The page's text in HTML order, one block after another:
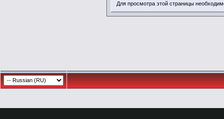
Для просмотра этой страницы